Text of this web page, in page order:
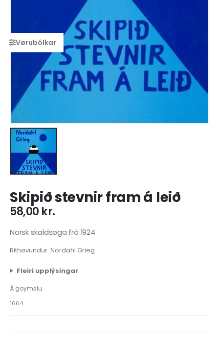
Skipið stevnir fram á leið
58,00 kr.
Norsk skaldsøga frá 1924
Rithøvundur: Nordahl Grieg
Fleiri upplýsingar
Á goymslu
1664